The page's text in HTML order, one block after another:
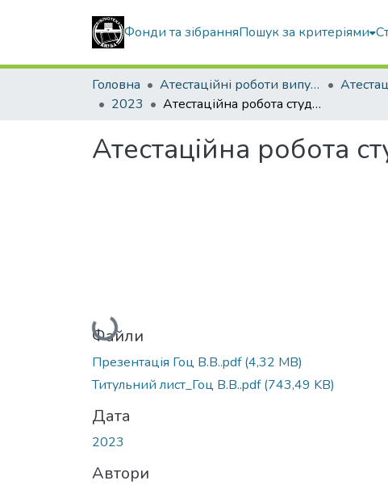
Фонди та зібранняПошук за критеріями
Головна Атестаційні роботи випускників
2023
Атестаційна робота студента Гоца Валерія Володимировича
Атестаційна робота
Вантажиться...
Файли
Презентація Гоц В.В..pdf(4,32 MB)
Титульний лист_Гоц В.В..pdf(743,49 KB)
Дата
2023
Автори